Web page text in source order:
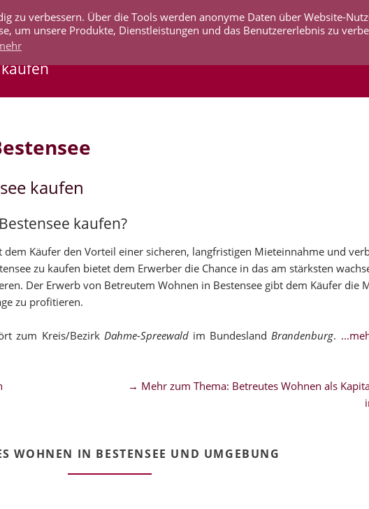
zu verbessern. Über die Tools werden anonyme Daten über Website-
um unsere Produkte, Dienstleistungen und das Benutzererlebnis zu
AKTUELLES UNTERNEHMEN SERVICE
kaufen
kaufen?
dem Käufer den Vorteil einer sicheren, langfristigen Mieteinnahme und
zu kaufen bietet dem Erwerber die Chance in das am stärksten
Der Erwerb von Betreutem Wohnen in Bestensee gibt dem Käufer die
zu profitieren.
zum Kreis/Bezirk Dahme-Spreewaldim BundeslandBrandenburg.
→ Mehr zum Thema: Betreutes Wohnen als
WOHNEN IN BESTENSEE UND UMGEBUNG